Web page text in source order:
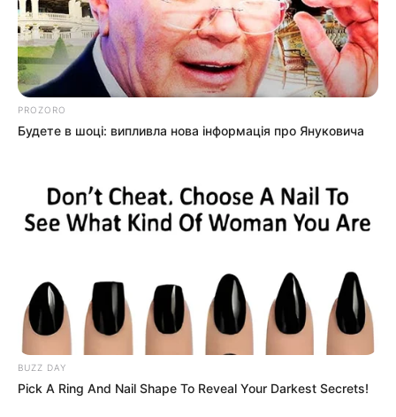
соціокультурний ландшафт, але мешканці
Ужгорода проявили неймовірну стійкість та
рішучість.
Незважаючи на труднощі, мешканці та гості
Ужгорода не дозволили війні заглушити свою
PROZORO
Будете в шоці: випливла нова інформація про Януковича
BUZZ DAY
Pick A Ring And Nail Shape To Reveal Your Darkest Secrets!